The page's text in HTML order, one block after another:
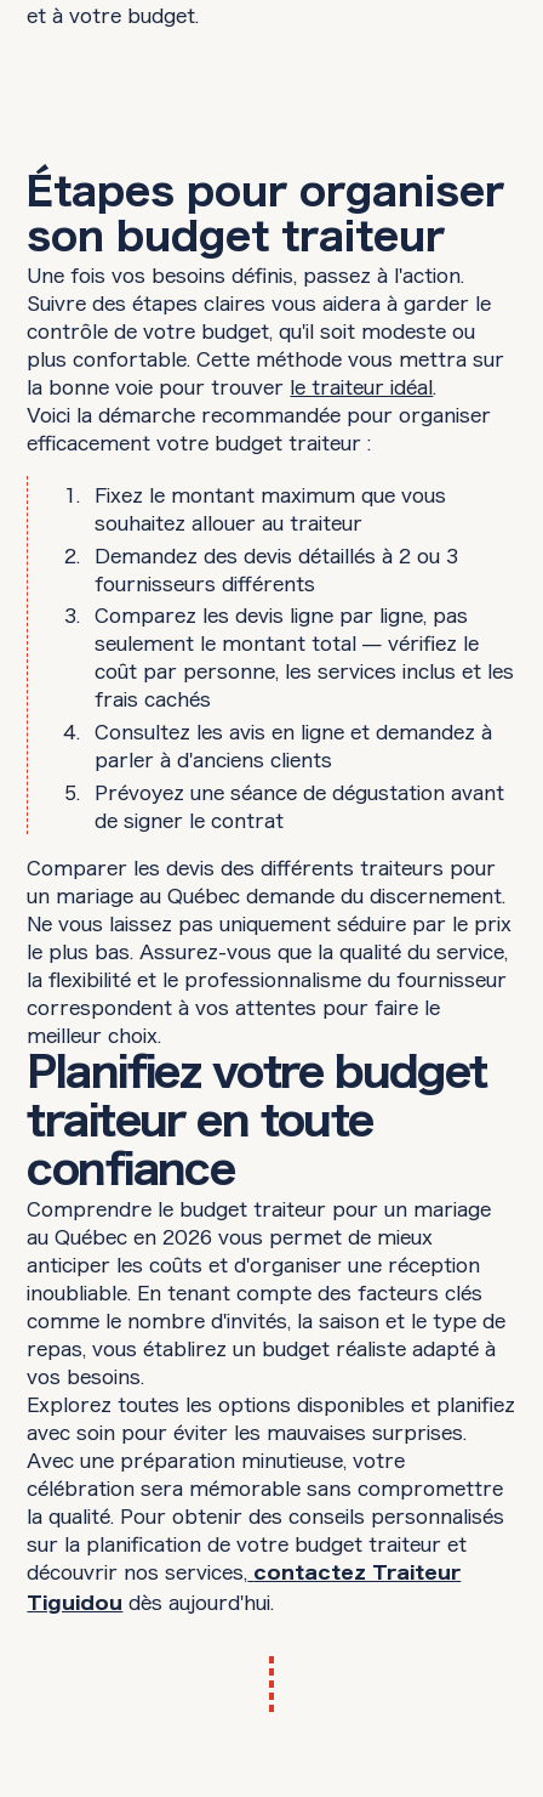
et à votre budget.
Étapes pour organiser
son budget traiteur
Une fois vos besoins définis, passez à l'action.
Suivre des étapes claires vous aidera à garder le
contrôle de votre budget, qu'il soit modeste ou
plus confortable. Cette méthode vous mettra sur
la bonne voie pour trouver le traiteur idéal.
Voici la démarche recommandée pour organiser
efficacement votre budget traiteur :
Fixez le montant maximum que vous
souhaitez allouer au traiteur
Demandez des devis détaillés à 2 ou 3
fournisseurs différents
Comparez les devis ligne par ligne, pas
seulement le montant total — vérifiez le
coût par personne, les services inclus et les
frais cachés
Consultez les avis en ligne et demandez à
parler à d'anciens clients
Prévoyez une séance de dégustation avant
de signer le contrat
Comparer les devis des différents traiteurs pour
un mariage au Québec demande du discernement.
Ne vous laissez pas uniquement séduire par le prix
le plus bas. Assurez-vous que la qualité du service,
la flexibilité et le professionnalisme du fournisseur
correspondent à vos attentes pour faire le
meilleur choix.
Planifiez votre budget
traiteur en toute
confiance
Comprendre le budget traiteur pour un mariage
au Québec en 2026 vous permet de mieux
anticiper les coûts et d'organiser une réception
inoubliable. En tenant compte des facteurs clés
comme le nombre d'invités, la saison et le type de
repas, vous établirez un budget réaliste adapté à
vos besoins.
Explorez toutes les options disponibles et planifiez
avec soin pour éviter les mauvaises surprises.
Avec une préparation minutieuse, votre
célébration sera mémorable sans compromettre
la qualité. Pour obtenir des conseils personnalisés
sur la planification de votre budget traiteur et
découvrir nos services, contactez Traiteur
Tiguidoudès aujourd'hui.